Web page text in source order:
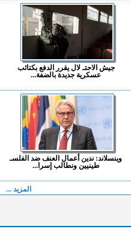
جيش الاحتـ لال يقرر الدفع بكتائب
عسكرية جديدة بالضفة...
وينسلاند: ندين أعمال العنف ضد الفلسـ
طينيين ونطالب إسرا...
المزيد ...